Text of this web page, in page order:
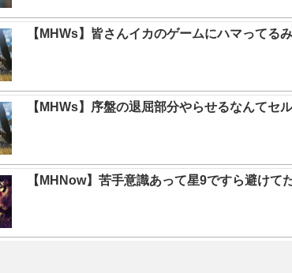
【MHWs】皆さんイカのゲームにハマってる
【MHWs】序盤の退屈部分やらせるなんてセ
【MHNow】苦手意識あって星9ですら避け